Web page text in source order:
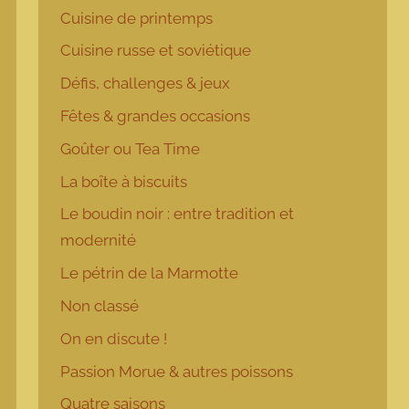
Cuisine de printemps
Cuisine russe et soviétique
Défis, challenges & jeux
Fêtes & grandes occasions
Goûter ou Tea Time
La boîte à biscuits
Le boudin noir : entre tradition et
modernité
Le pétrin de la Marmotte
Non classé
On en discute !
Passion Morue & autres poissons
Quatre saisons